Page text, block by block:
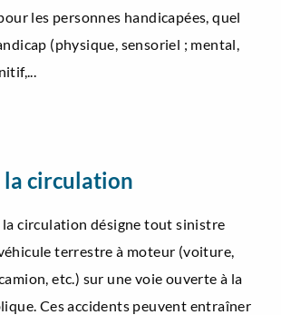
les personnes handicapées, quel
(physique, sensoriel ; mental,
la circulation
la circulation désigne tout sinistre
terrestre à moteur (voiture,
etc.) sur une voie ouverte à la
Ces accidents peuvent entraîner